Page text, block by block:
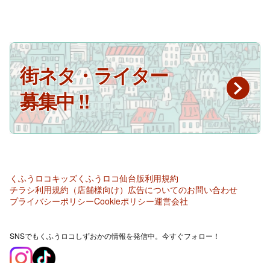
街ネタ・ライター
募集中 !!
くふうロコキッズくふうロコ仙台版利用規約
チラシ利用規約（店舗様向け） 広告についてのお問い合わせ
プライバシーポリシーCookieポリシー運営会社
SNSでもくふうロコしずおかの情報を発信中。今すぐフォロー！